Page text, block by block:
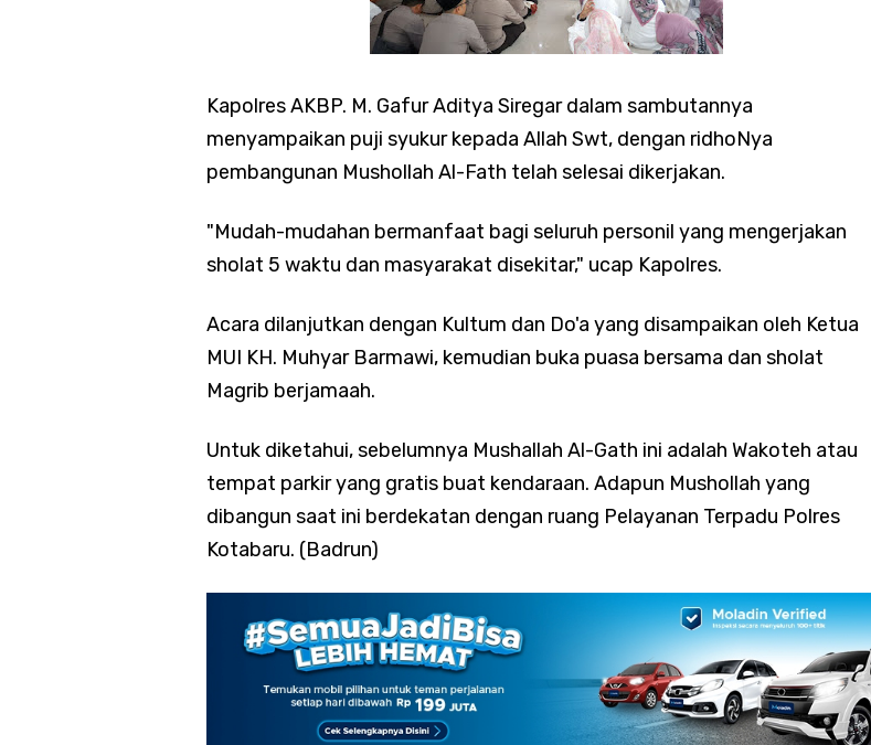
Kapolres AKBP. M. Gafur Aditya Siregar dalam sambutannya
menyampaikan puji syukur kepada Allah Swt, dengan ridhoNya
pembangunan Mushollah Al-Fath telah selesai dikerjakan.
"Mudah-mudahan bermanfaat bagi seluruh personil yang mengerjakan
sholat 5 waktu dan masyarakat disekitar," ucap Kapolres.
Acara dilanjutkan dengan Kultum dan Do'a yang disampaikan oleh Ketua
MUI KH. Muhyar Barmawi, kemudian buka puasa bersama dan sholat
Magrib berjamaah.
Untuk diketahui, sebelumnya Mushallah Al-Gath ini adalah Wakoteh atau
tempat parkir yang gratis buat kendaraan. Adapun Mushollah yang
dibangun saat ini berdekatan dengan ruang Pelayanan Terpadu Polres
Kotabaru. (Badrun)